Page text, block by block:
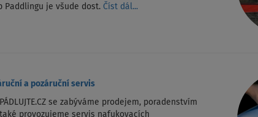
Paddlingu je všude dost. Číst dál...
a pozáruční servis
se zabýváme prodejem, poradenstvím
provozujeme servis nafukovacích